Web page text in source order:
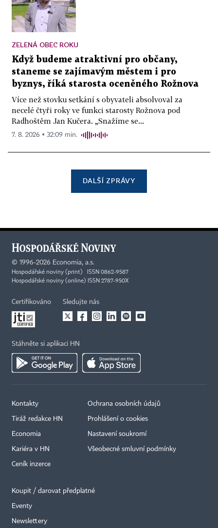
ZELENÁ OBEC ROKU
Když budeme atraktivní pro občany,
staneme se zajímavým městem i pro
byznys, říká starosta oceněného Rožnova
Více než stovku setkání s obyvateli absolvoval za
necelé čtyři roky ve funkci starosty Rožnova pod
Radhoštěm Jan Kučera. „Snažíme se...
7. 8. 2026 ▪ 32:09 min.
DALŠÍ ZPRÁVY
© 1996-2026 Economia, a.s.
Hospodářské noviny (print) ISSN 0862-9587
Hospodářské noviny (online) ISSN 2787-950X
Certifikováno Sledujte nás
Stáhněte si aplikaci HN
Kontakty
Tiráž redakce HN
Economia
Kariéra v HN
Ceník inzerce
Ochrana osobních údajů
Prohlášení o cookies
Nastavení soukromí
Všeobecné smluvní podmínky
Koupit / darovat předplatné
Eventy
Newslettery